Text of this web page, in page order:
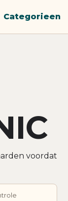
Categorieen
voordat